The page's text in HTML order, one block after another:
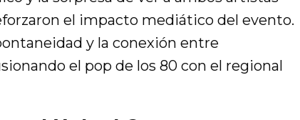
el impacto mediático del evento.
y la conexión entre
el pop de los 80 con el regional